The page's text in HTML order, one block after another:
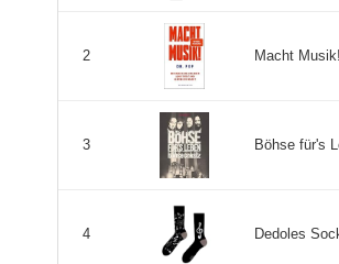
2 Macht
3 Böhse für's
4 Dedoles